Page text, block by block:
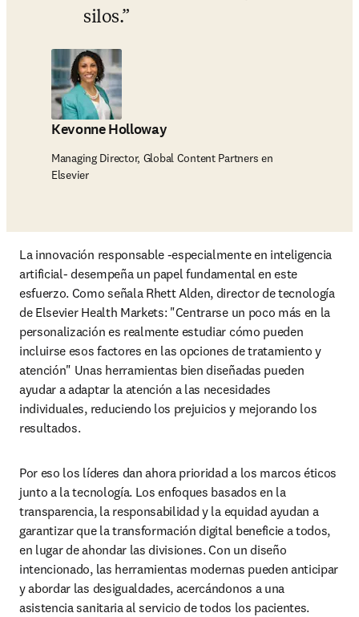
silos.
Kevonne Holloway
Managing Director, Global Content Partners en
Elsevier
La innovación responsable -especialmente en inteligencia
artificial- desempeña un papel fundamental en este
esfuerzo. Como señala Rhett Alden, director de tecnología
de Elsevier Health Markets: "Centrarse un poco más en la
personalización es realmente estudiar cómo pueden
incluirse esos factores en las opciones de tratamiento y
atención" Unas herramientas bien diseñadas pueden
ayudar a adaptar la atención a las necesidades
individuales, reduciendo los prejuicios y mejorando los
resultados.
Por eso los líderes dan ahora prioridad a los marcos éticos
junto a la tecnología. Los enfoques basados en la
transparencia, la responsabilidad y la equidad ayudan a
garantizar que la transformación digital beneficie a todos,
en lugar de ahondar las divisiones. Con un diseño
intencionado, las herramientas modernas pueden anticipar
y abordar las desigualdades, acercándonos a una
asistencia sanitaria al servicio de todos los pacientes.